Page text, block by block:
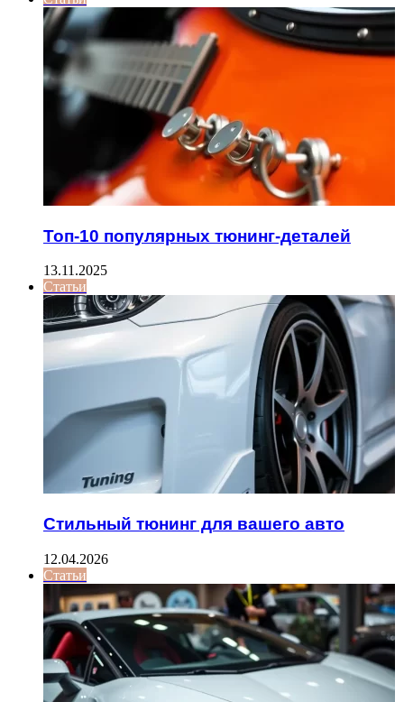
Топ-10 популярных тюнинг-деталей
13.11.2025
Статьи
Стильный тюнинг для вашего авто
12.04.2026
Статьи